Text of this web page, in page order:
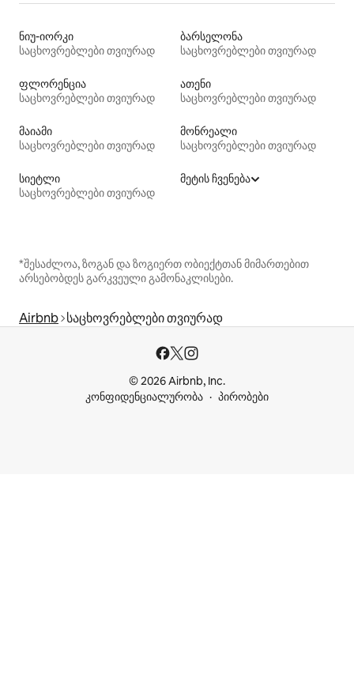
ნიუ-იორკი
საცხოვრებლები თვიურად
ბარსელონა
საცხოვრებლები თვიურად
ფლორენცია
საცხოვრებლები თვიურად
ათენი
საცხოვრებლები თვიურად
მაიამი
საცხოვრებლები თვიურად
მონრეალი
საცხოვრებლები თვიურად
სიეტლი
საცხოვრებლები თვიურად
მეტის ჩვენება
*შესაძლოა, ზოგან და ზოგიერთ ობიექტთან მიმართებით
არსებობდეს გარკვეული გამონაკლისები.
Airbnb საცხოვრებლები თვიურად
© 2026 Airbnb, Inc.
კონფიდენციალურობა
პირობები